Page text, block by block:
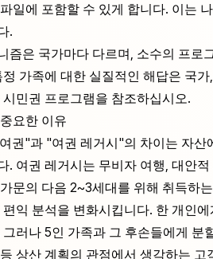
일에 포함할 수 있게 합니다. 이는
.
즘은 국가마다 다르며, 소수의 프로
가족에 대한 실질적인 해답은 국
민권 프로그램을 참조하십시오.
요한 이유
권"과 "여권 레거시"의 차이는 자
. 여권 레거시는 무비자 여행, 대안
문의 다음 2~3세대를 위해 취득하
익 분석을 변화시킵니다. 한 개인
러나 5인 가족과 그 후손들에게
상산 계획의 관점에서 생각하는